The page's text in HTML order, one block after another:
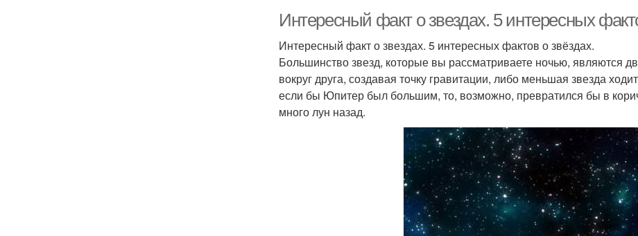
Интересный факт о звездах. 5 интересных
Интересный факт о звездах. 5 интересных фактов о звёздах.
Большинство звезд, которые вы рассматриваете ночью, являются
вокруг друга, создавая точку гравитации, либо меньшая звезда
если бы Юпитер был большим, то, возможно, превратился бы в
много лун назад.